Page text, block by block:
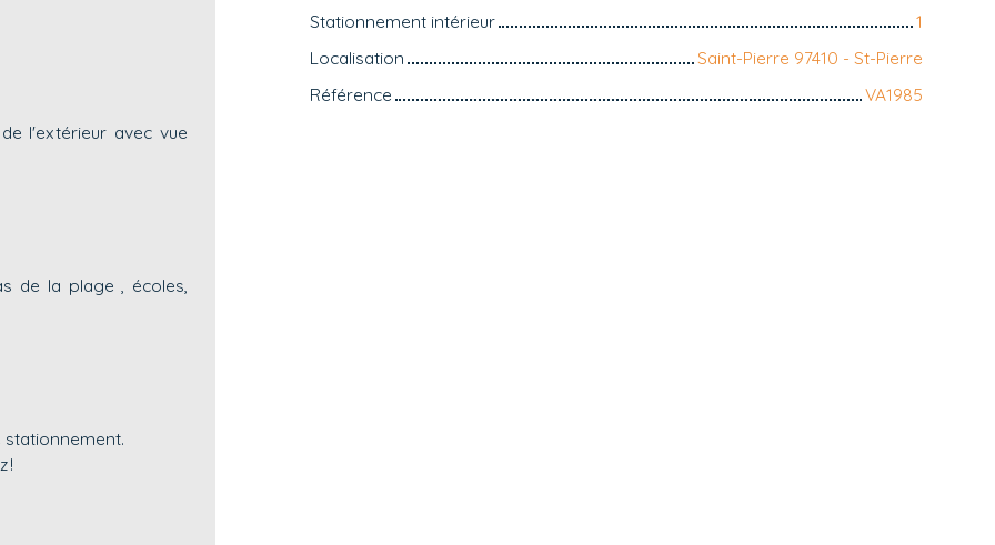
l'extérieur avec vue
de la plage , écoles,
stationnement.
!
Stationnement intérieur
1
Localisation
Saint-Pierre 97410 - St-Pierre
Référence
VA1985